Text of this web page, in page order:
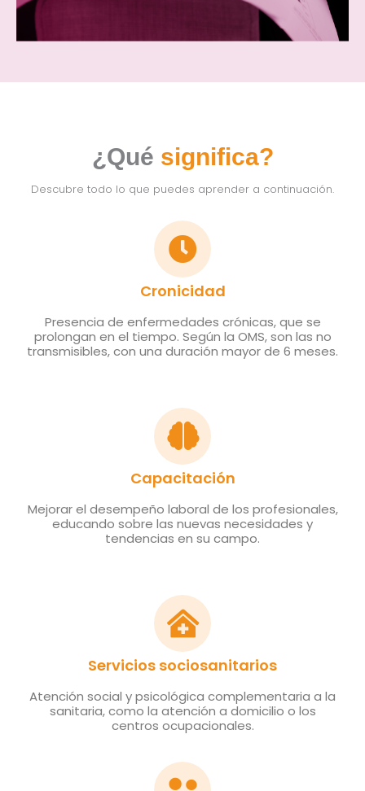
¿Qué significa?
Descubre todo lo que puedes aprender a continuación.
Cronicidad
Presencia de enfermedades crónicas, que se
prolongan en el tiempo. Según la OMS, son las no
transmisibles, con una duración mayor de 6 meses.
Capacitación
Mejorar el desempeño laboral de los profesionales,
educando sobre las nuevas necesidades y
tendencias en su campo.
Servicios sociosanitarios
Atención social y psicológica complementaria a la
sanitaria, como la atención a domicilio o los
centros ocupacionales.